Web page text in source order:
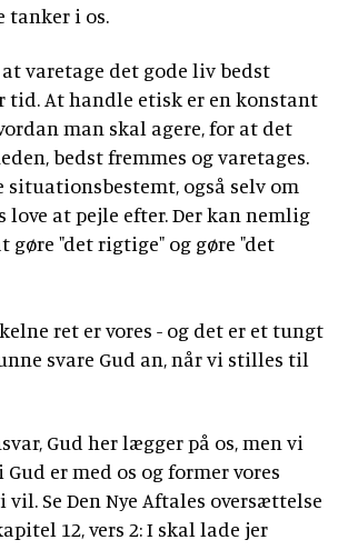
tanker i os.
varetage det gode liv bedst
At handle etisk er en konstant
man skal agere, for at det
bedst fremmes og varetages.
også selv om
love at pejle efter. Der kan nemlig
gøre "det rigtige" og gøre "det
ret er vores - og det er et tungt
svare Gud an, når vi stilles til
Gud her lægger på os, men vi
er med os og former vores
Se Den Nye Aftales oversættelse
12, vers 2: I skal lade jer